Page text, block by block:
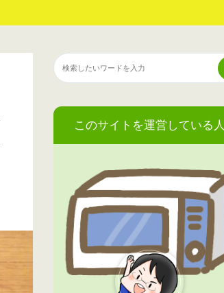
このサイトを運営している人